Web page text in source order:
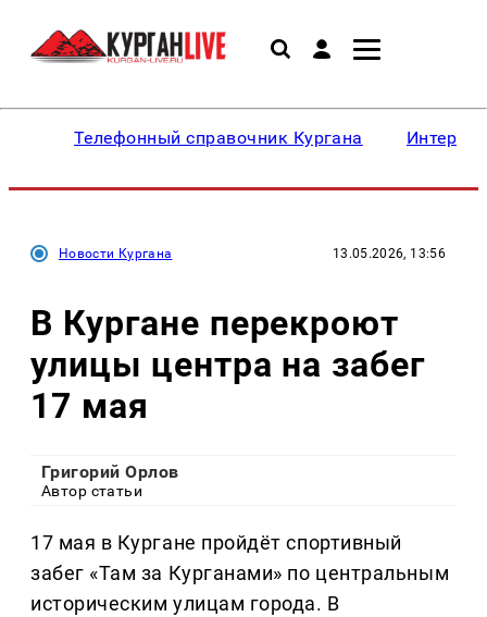
Телефонный справочник Кургана
Новости Кургана 13.05.2026, 13:56
В Кургане перекроют
улицы центра на забег
17 мая
Григорий Орлов
Автор статьи
17 мая в Кургане пройдёт спортивный
забег «Там за Курганами» по центральным
историческим улицам города. В